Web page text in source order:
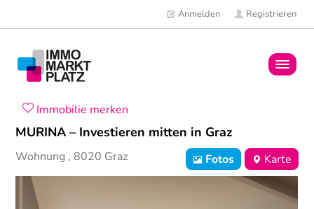
Anmelden Registrieren
Immobilien
Mitglieder
Immobilie merken
MURINA – Investieren mitten in Graz
Wohnung , 8020 Graz Fotos Karte